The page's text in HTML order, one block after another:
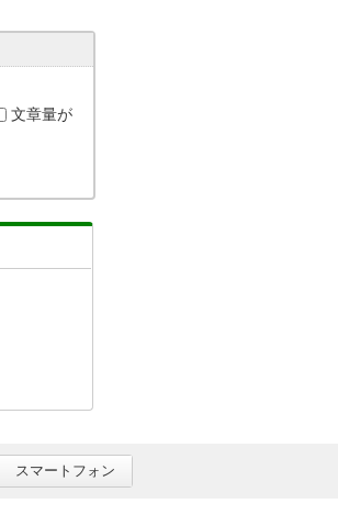
文章量が
スマートフォン